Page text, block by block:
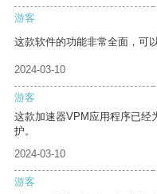
游客
这款软件的功能非常全面，可
2024-03-10
游客
这款加速器VPM应用程序已经
护。
2024-03-10
游客